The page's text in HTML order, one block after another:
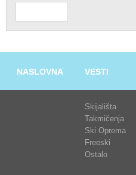
NASLOVNA VESTI
Skijališta
Takmičenja
Ski Oprema
Freeski
Ostalo